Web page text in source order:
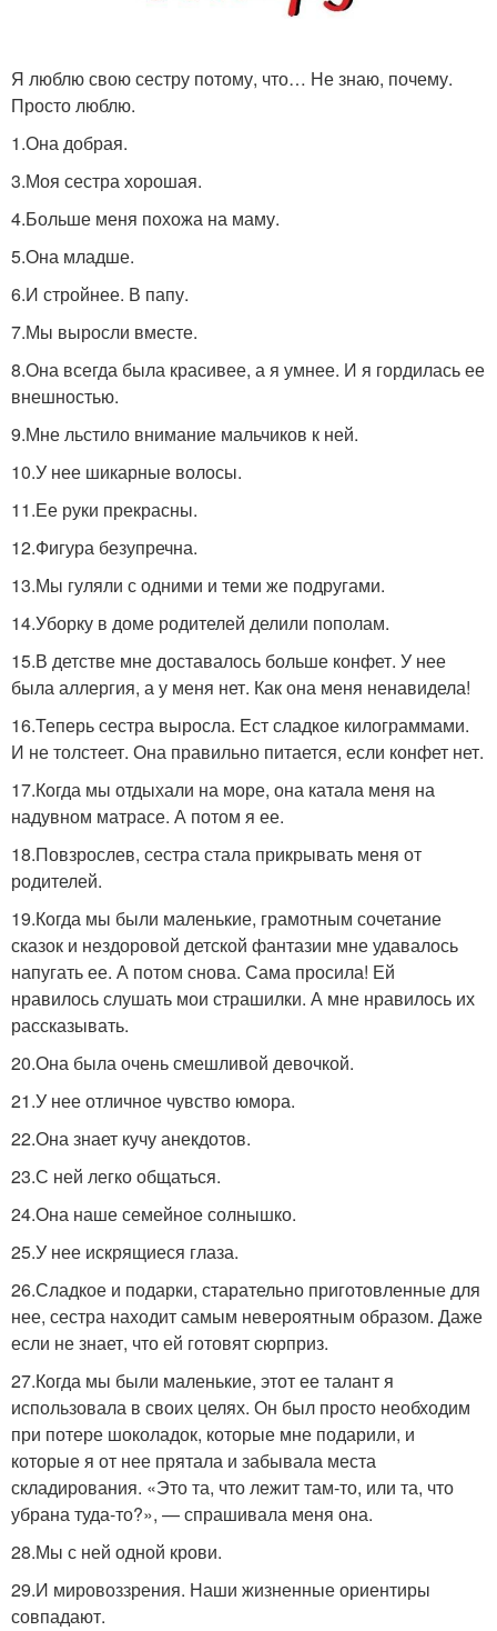
Я люблю свою сестру потому, что… Не знаю, почему.
Просто люблю.
1.Она добрая.
3.Моя сестра хорошая.
4.Больше меня похожа на маму.
5.Она младше.
6.И стройнее. В папу.
7.Мы выросли вместе.
8.Она всегда была красивее, а я умнее. И я гордилась ее
внешностью.
9.Мне льстило внимание мальчиков к ней.
10.У нее шикарные волосы.
11.Ее руки прекрасны.
12.Фигура безупречна.
13.Мы гуляли с одними и теми же подругами.
14.Уборку в доме родителей делили пополам.
15.В детстве мне доставалось больше конфет. У нее
была аллергия, а у меня нет. Как она меня ненавидела!
16.Теперь сестра выросла. Ест сладкое килограммами.
И не толстеет. Она правильно питается, если конфет нет.
17.Когда мы отдыхали на море, она катала меня на
надувном матрасе. А потом я ее.
18.Повзрослев, сестра стала прикрывать меня от
родителей.
19.Когда мы были маленькие, грамотным сочетание
сказок и нездоровой детской фантазии мне удавалось
напугать ее. А потом снова. Сама просила! Ей
нравилось слушать мои страшилки. А мне нравилось их
рассказывать.
20.Она была очень смешливой девочкой.
21.У нее отличное чувство юмора.
22.Она знает кучу анекдотов.
23.С ней легко общаться.
24.Она наше семейное солнышко.
25.У нее искрящиеся глаза.
26.Сладкое и подарки, старательно приготовленные для
нее, сестра находит самым невероятным образом. Даже
если не знает, что ей готовят сюрприз.
27.Когда мы были маленькие, этот ее талант я
использовала в своих целях. Он был просто необходим
при потере шоколадок, которые мне подарили, и
которые я от нее прятала и забывала места
складирования. «Это та, что лежит там-то, или та, что
убрана туда-то?», — спрашивала меня она.
28.Мы с ней одной крови.
29.И мировоззрения. Наши жизненные ориентиры
совпадают.